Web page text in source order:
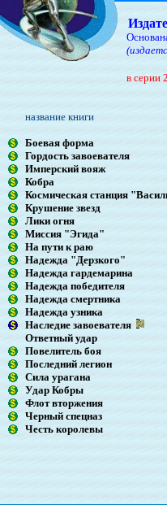
в серии
название книги
Боевая форма
Гордость завоевателя
Имперский вояж
Кобра
Космическая станция
Крушение звезд
Лики огня
Миссия "Эгида"
На пути к раю
Надежда "Дерзкого"
Надежда гардемарина
Надежда победителя
Надежда смертника
Надежда узника
Наследие завоевателя
Ответный удар
Повелитель боя
Последний легион
Сила урагана
Удар Кобры
Флот вторжения
Черный спецназ
Честь королевы